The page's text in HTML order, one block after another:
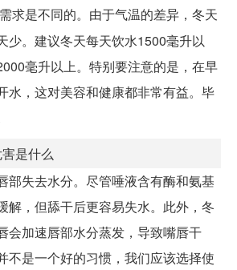
需求是不同的。由于气温的差异，冬天
少。建议冬天每天饮水1500毫升以
毫升以上。特别要注意的是，在早
水，这对美容和健康都非常有益。毕
是什么
部失去水分。尽管唾液含有酶和氨基
解，但舔干后更容易失水。此外，冬
会加速唇部水分蒸发，导致嘴唇干
不是一个好的习惯，我们应该选择使